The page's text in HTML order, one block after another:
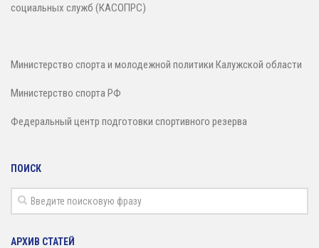
социальных служб (КАСОПРС)
Министерство спорта и молодежной политики Калужской области
Министерство спорта РФ
Федеральный центр подготовки спортивного резерва
ПОИСК
АРХИВ СТАТЕЙ